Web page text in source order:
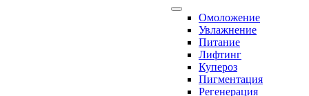
Омоложение
Увлажнение
Питание
Лифтинг
Купероз
Пигментация
Регенерация